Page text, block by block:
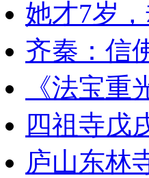
她才7岁
齐秦：信
《法宝
四祖寺戊
庐山东林